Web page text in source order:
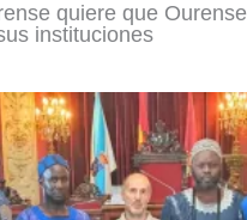
quiere que
instituciones